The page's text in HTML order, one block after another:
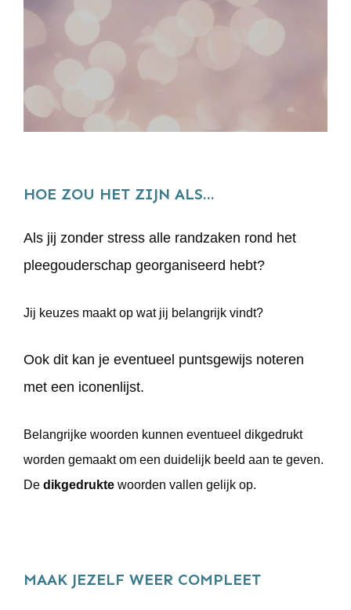
HOE ZOU HET ZIJN ALS...
Als jij zonder stress alle randzaken rond het
pleegouderschap georganiseerd hebt?
Jij keuzes maakt op wat jij belangrijk vindt?
Ook dit kan je eventueel puntsgewijs noteren
met een iconenlijst.
Belangrijke woorden kunnen eventueel dikgedrukt
worden gemaakt om een duidelijk beeld aan te geven.
De dikgedrukte woorden vallen gelijk op.
MAAK JEZELF WEER COMPLEET